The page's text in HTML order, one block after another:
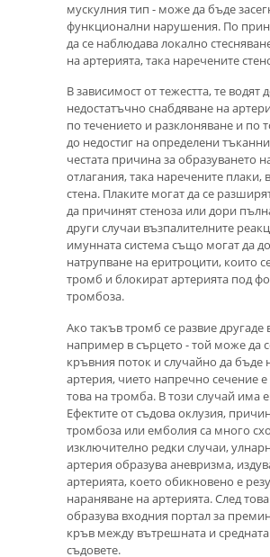
мускулния тип - може да бъде
функционални нарушения. По
да се наблюдава локално
на артерията, така наречените
В зависимост от тежестта, те водят
недостатъчно снабдяване на
по течението и разклоняване и по
до недостиг на определени
честата причина за образуването
отлагания, така наречените плаки,
стена. Плаките могат да се
да причинят стеноза или дори
други случаи възпалителните
имунната система също могат да
натрупване на еритроцити, които
тромб и блокират артерията под
тромбоза.
Ако такъв тромб се развие другаде
например в сърцето - той може да
кръвния поток и случайно да бъде
артерия, чието напречно сечение
това на тромба. В този случай има
Ефектите от съдова оклузия,
тромбоза или емболия са много
изключително редки случаи,
артерия образува аневризма,
артерията, което обикновено е
нараняване на артерията. След
образува входния портал за
кръв между вътрешната и средната
съдовете.